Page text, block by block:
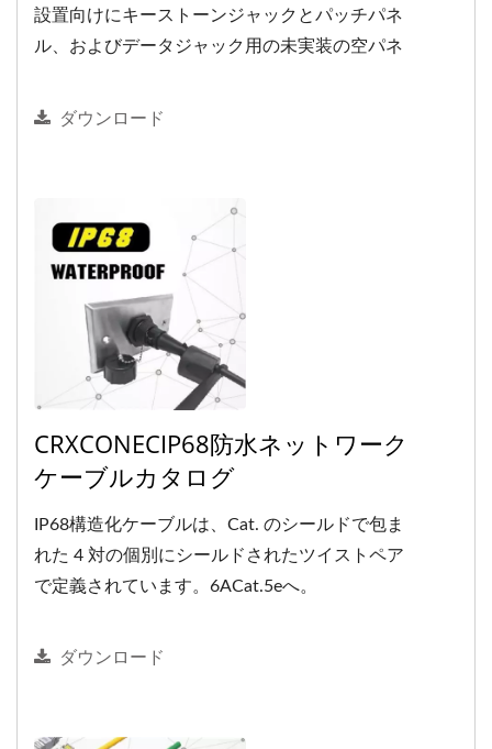
設置向けにキーストーンジャックとパッチパネ
ル、およびデータジャック用の未実装の空パネ
ダウンロード
CRXCONECIP68防水ネットワーク
ケーブルカタログ
IP68構造化ケーブルは、Cat. のシールドで包ま
れた 4 対の個別にシールドされたツイストペア
で定義されています。6ACat.5eへ。
ダウンロード